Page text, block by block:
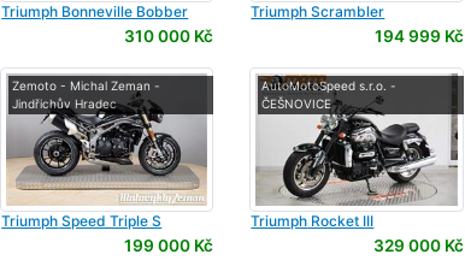
Triumph Bonneville Bobber
310 000 Kč
Triumph Scrambler
194 999 Kč
Zemoto - Michal Zeman -
Jindřichův Hradec
Triumph Speed Triple S
199 000 Kč
AutoMotoSpeed s.r.o. -
ČEŠNOVICE
Triumph Rocket III
329 000 Kč